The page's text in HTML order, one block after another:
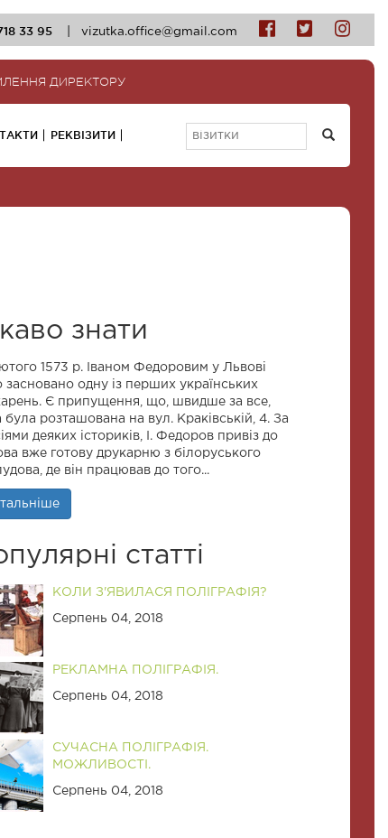
33 95 vizutka.office@gmail.com
ДИРЕКТОРУ
РЕКВІЗИТИ
знати
1573 р. Іваном Федоровим у Львові
засновано одну із перших українських
Є припущення, що, швидше за все,
була розташована на вул. Краківській, 4. За
деяких істориків, І. Федоров привіз до
вже готову друкарню з білоруського
де він працював до того...
статті
КОЛИ З'ЯВИЛАСЯ ПОЛІГРАФІЯ?
Серпень 04, 2018
РЕКЛАМНА ПОЛІГРАФІЯ.
Серпень 04, 2018
СУЧАСНА ПОЛІГРАФІЯ.
МОЖЛИВОСТІ.
Серпень 04, 2018